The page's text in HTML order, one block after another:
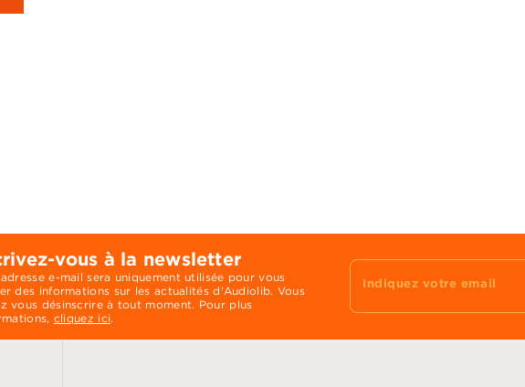
vous à la newsletter
e-mail sera uniquement utilisée pour vous
des informations sur les actualités d'Audiolib. Vous
vous désinscrire à tout moment. Pour plus
cliquez ici.
Indiquez votre email